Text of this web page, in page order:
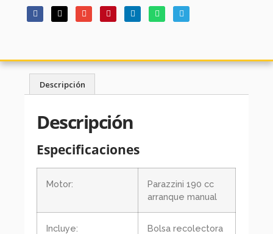
Descripción
Descripción
Especificaciones
Motor:
Parazzini 190 cc
arranque manual
Incluye:
Bolsa recolectora